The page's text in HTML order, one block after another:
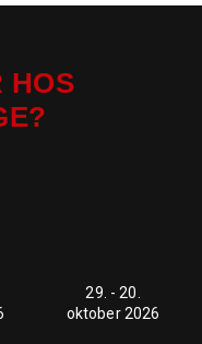
HOS
29. - 20.
oktober 2026